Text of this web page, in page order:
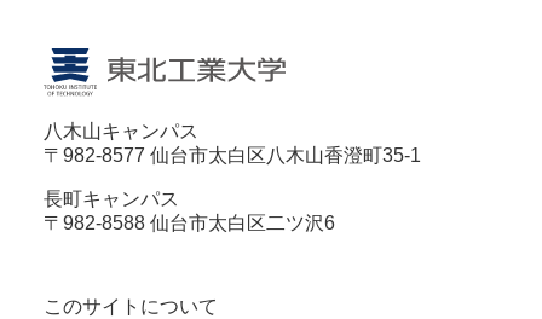
八木山キャンパス
〒982-8577 仙台市太白区八木山香澄町35-1
長町キャンパス
〒982-8588 仙台市太白区二ツ沢6
このサイトについて